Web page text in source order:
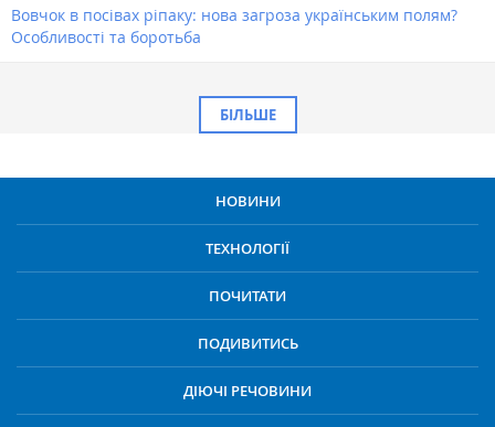
Вовчок в посівах ріпаку: нова загроза українським полям?
Особливості та боротьба
БІЛЬШЕ
НОВИНИ
ТЕХНОЛОГІЇ
ПОЧИТАТИ
ПОДИВИТИСЬ
ДІЮЧІ РЕЧОВИНИ